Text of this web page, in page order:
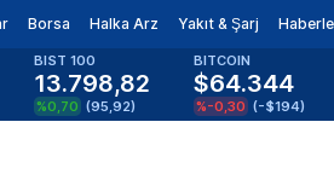
Borsa Halka Arz Yakıt & Şarj
BIST 100
13.798,82
%0,70 (95,92)
BITCOIN
$64.344
%-0,30 (-$194)